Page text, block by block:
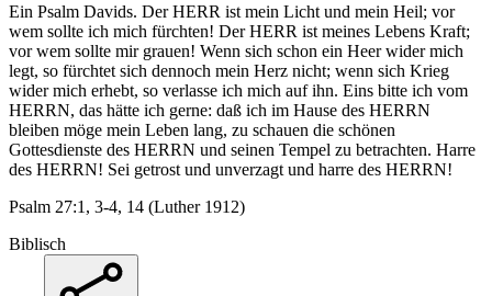
Ein Psalm Davids. Der HERR ist mein Licht und mein Heil; vor
wem sollte ich mich fürchten! Der HERR ist meines Lebens Kraft;
vor wem sollte mir grauen! Wenn sich schon ein Heer wider mich
legt, so fürchtet sich dennoch mein Herz nicht; wenn sich Krieg
wider mich erhebt, so verlasse ich mich auf ihn. Eins bitte ich vom
HERRN, das hätte ich gerne: daß ich im Hause des HERRN
bleiben möge mein Leben lang, zu schauen die schönen
Gottesdienste des HERRN und seinen Tempel zu betrachten. Harre
des HERRN! Sei getrost und unverzagt und harre des HERRN!
Psalm 27:1, 3-4, 14 (Luther 1912)
Biblisch